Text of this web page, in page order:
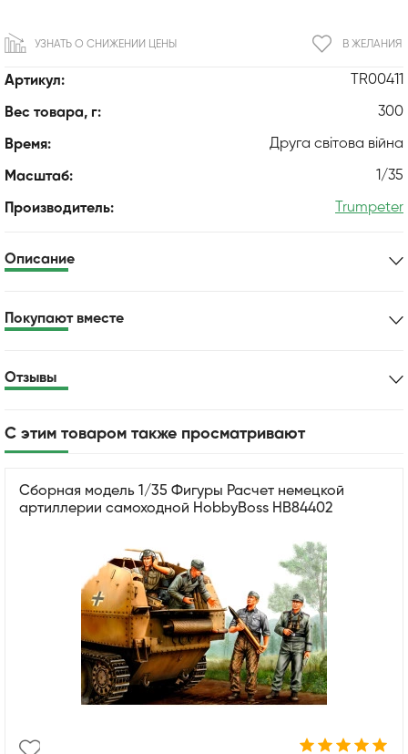
Артикул: TR00411
Вес товара, г: 300
Время: Друга світова війна
Масштаб: 1/35
Производитель: Trumpeter
В ЖЕЛАНИЯ
УЗНАТЬ О СНИЖЕНИИ ЦЕНЫ
Описание
Покупают вместе
Отзывы
С этим товаром также просматривают
Сборная модель 1/35 Фигуры Расчет немецкой
артиллерии самоходной HobbyBoss HB84402